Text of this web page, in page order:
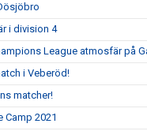
i division 4
League atmosfär på
i Veberöd!
matcher!
Camp 2021